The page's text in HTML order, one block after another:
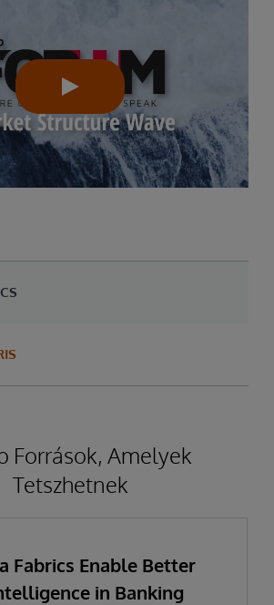
Források, Amelyek
Tetszhetnek
Fabrics Enable Better
in Banking